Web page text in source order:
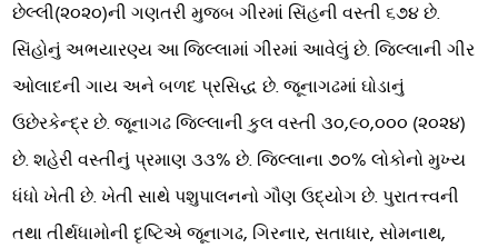
છેલ્લી(૨૦૨૦)ની ગણતરી મુજબ ગીરમાં સિંહની વસ્તી ૬૭૪ છે.
સિંહોનું અભયારણ્ય આ જિલ્લામાં ગીરમાં આવેલું છે. જિલ્લાની ગીર
ઓલાદની ગાય અને બળદ પ્રસિદ્ધ છે. જૂનાગઢમાં ઘોડાનું
ઉછેરકેન્દ્ર છે. જૂનાગઢ જિલ્લાની કુલ વસ્તી ૩૦,૯૦,૦૦૦ (૨૦૨૪)
છે. શહેરી વસ્તીનું પ્રમાણ ૩૩% છે. જિલ્લાના ૭૦% લોકોનો મુખ્ય
ધંધો ખેતી છે. ખેતી સાથે પશુપાલનનો ગૌણ ઉદ્યોગ છે. પુરાતત્ત્વની
તથા તીર્થધામોની દૃષ્ટિએ જૂનાગઢ, ગિરનાર, સતાધાર, સોમનાથ,